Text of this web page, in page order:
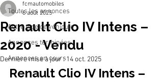
Toutes les annonces
Autre type de véhicule
Annonces terminées
Annonces en cours
Renault Clio IV Intens –
2020 - Vendu
fcmautomobiles
6 août 2025
Dernière mise à jour :14 oct. 2025
Renault Clio IV Intens –